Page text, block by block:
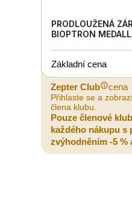
PRODLOUŽENÁ
BIOPTRON MEDALL
Základní cena
Zepter Club cena
Přihlaste se a
člena klubu.
Pouze členové
každého nákupu s
zvýhodněním -5 %